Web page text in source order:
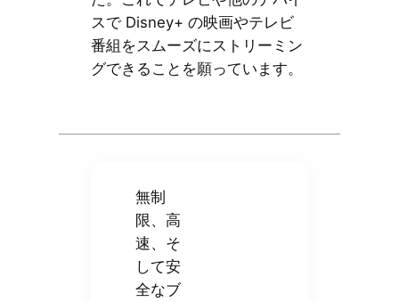
スで Disney+ の映画やテレビ
番組をスムーズにストリーミン
グできることを願っています。
無制
限、高
速、そ
して安
全なブ